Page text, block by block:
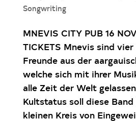
Songwriting
MNEVIS CITY PUB 16
TICKETS Mnevis sind
Freunde aus der
welche sich mit ihrer
alle Zeit der Welt
Kultstatus soll diese Band
kleinen Kreis von